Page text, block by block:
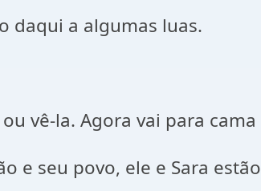
daqui a algumas luas.
vê-la. Agora vai para
e seu povo, ele e Sara